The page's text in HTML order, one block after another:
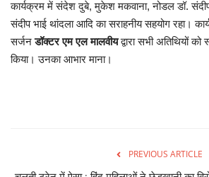
कार्यक्रम में संदेश दुबे, मुकेश मकवाना, नोडल डॉ. संदीप
संदीप भाई थांदला आदि का सराहनीय सहयोग रहा।
सर्जनडॉक्टर एम एल मालवीयद्वारा सभी अतिथियों को
किया। उनका आभार माना।
PREVIOUS ARTICLE